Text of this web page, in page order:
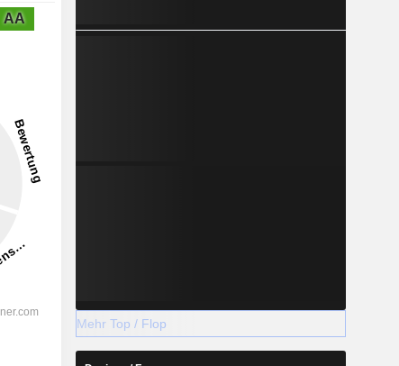
AA
Mehr Top / Flop